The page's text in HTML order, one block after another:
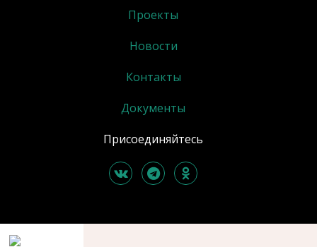
Проекты
Новости
Контакты
Документы
Присоединяйтесь